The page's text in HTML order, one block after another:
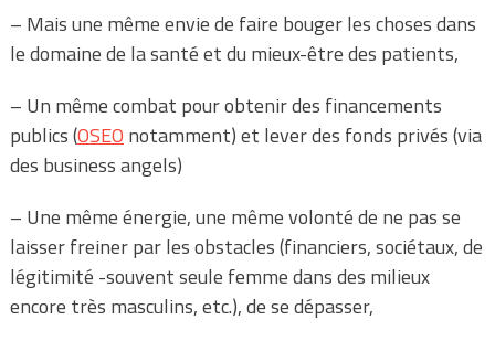
– Mais une même envie de faire bouger les choses dans
le domaine de la santé et du mieux-être des patients,
– Un même combat pour obtenir des financements
publics (OSEO notamment) et lever des fonds privés (via
des business angels)
– Une même énergie, une même volonté de ne pas se
laisser freiner par les obstacles (financiers, sociétaux, de
légitimité -souvent seule femme dans des milieux
encore très masculins, etc.), de se dépasser,